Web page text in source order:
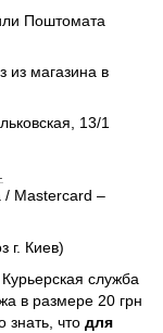
Поштомата
из магазина в
13/1
/ Mastercard –
г. Киев)
Курьерская служба
в размере 20 грн
что для